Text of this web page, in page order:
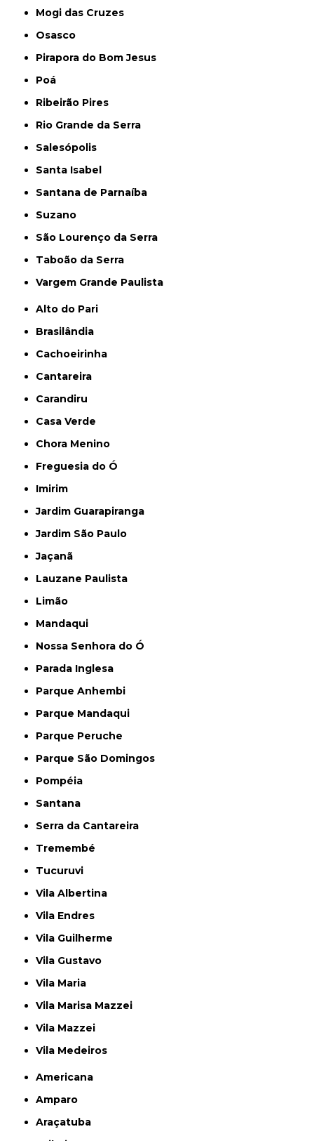
Mogi das Cruzes
Osasco
Pirapora do Bom Jesus
Poá
Ribeirão Pires
Rio Grande da Serra
Salesópolis
Santa Isabel
Santana de Parnaíba
Suzano
São Lourenço da Serra
Taboão da Serra
Vargem Grande Paulista
Alto do Pari
Brasilândia
Cachoeirinha
Cantareira
Carandiru
Casa Verde
Chora Menino
Freguesia do Ó
Imirim
Jardim Guarapiranga
Jardim São Paulo
Jaçanã
Lauzane Paulista
Limão
Mandaqui
Nossa Senhora do Ó
Parada Inglesa
Parque Anhembi
Parque Mandaqui
Parque Peruche
Parque São Domingos
Pompéia
Santana
Serra da Cantareira
Tremembé
Tucuruvi
Vila Albertina
Vila Endres
Vila Guilherme
Vila Gustavo
Vila Maria
Vila Marisa Mazzei
Vila Mazzei
Vila Medeiros
Americana
Amparo
Araçatuba